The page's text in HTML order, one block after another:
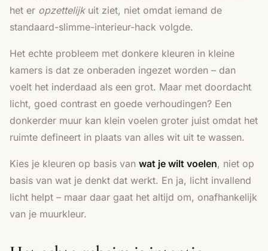
het er opzettelijkuit ziet, niet omdat iemand de
standaard-slimme-interieur-hack volgde.
Het echte probleem met donkere kleuren in kleine
kamers is dat ze onberaden ingezet worden – dan
voelt het inderdaad als een grot. Maar met doordacht
licht, goed contrast en goede verhoudingen? Een
donkerder muur kan klein voelen groter juist omdat het
ruimte defineert in plaats van alles wit uit te wassen.
Kies je kleuren op basis van wat je wilt voelen, niet op
basis van wat je denkt dat werkt. En ja, licht invallend
licht helpt – maar daar gaat het altijd om, onafhankelijk
van je muurkleur.